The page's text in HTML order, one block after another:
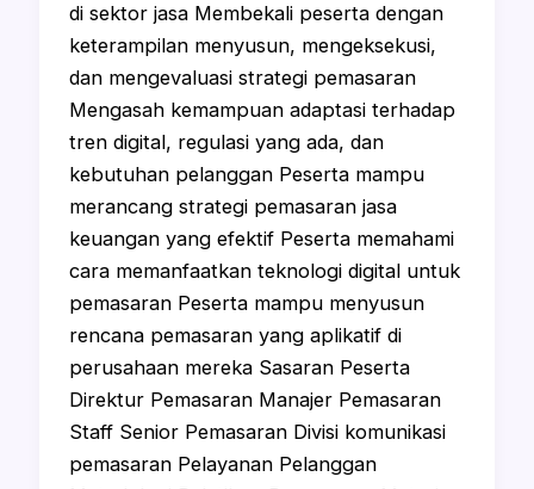
di sektor jasa Membekali peserta dengan
keterampilan menyusun, mengeksekusi,
dan mengevaluasi strategi pemasaran
Mengasah kemampuan adaptasi terhadap
tren digital, regulasi yang ada, dan
kebutuhan pelanggan Peserta mampu
merancang strategi pemasaran jasa
keuangan yang efektif Peserta memahami
cara memanfaatkan teknologi digital untuk
pemasaran Peserta mampu menyusun
rencana pemasaran yang aplikatif di
perusahaan mereka Sasaran Peserta
Direktur Pemasaran ⁠Manajer Pemasaran
⁠Staff Senior Pemasaran ⁠Divisi komunikasi
pemasaran ⁠Pelayanan Pelanggan